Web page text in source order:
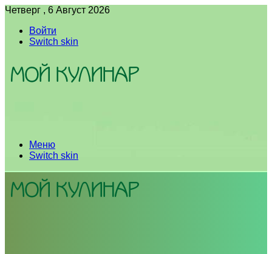
Четверг , 6 Август 2026
Войти
Switch skin
Меню
Switch skin